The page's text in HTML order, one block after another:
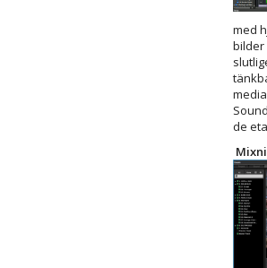
med
bilder
de